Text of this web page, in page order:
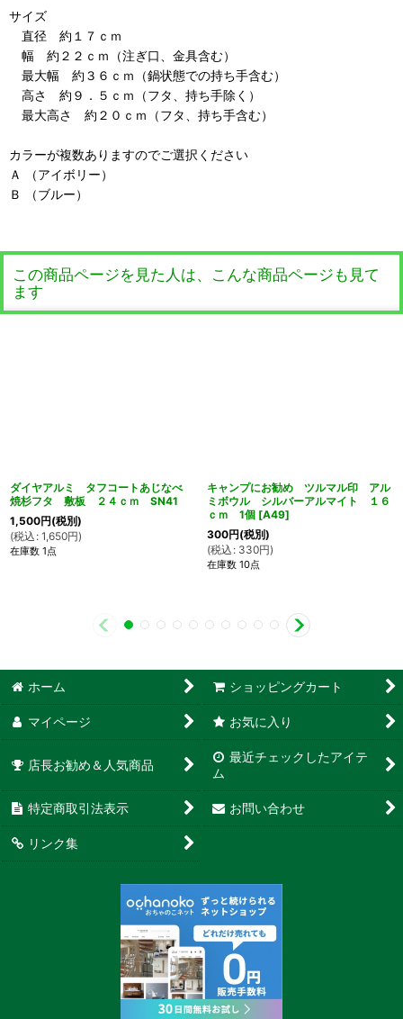
サイズ
直径 約１７ｃｍ
幅 約２２ｃｍ（注ぎ口、金具含む）
最大幅 約３６ｃｍ（鍋状態での持ち手含む）
高さ 約９．５ｃｍ（フタ、持ち手除く）
最大高さ 約２０ｃｍ（フタ、持ち手含む）
カラーが複数ありますのでご選択ください
Ａ （アイボリー）
Ｂ （ブルー）
この商品ページを見た人は、こんな商品ページも見て
ます
ダイヤアルミ タフコートあじなべ
焼杉フタ 敷板 ２４ｃｍ SN41
1,500円(税別)
(税込 : 1,650円)
在庫数 1点
キャンプにお勧め ツルマル印 アル
ミボウル シルバーアルマイト １６
ｃｍ 1個 [A49]
300円(税別)
(税込 : 330円)
在庫数 10点
ホーム ショッピングカート
マイページ お気に入り
店長お勧め＆人気商品
最近チェックしたアイテ
ム
特定商取引法表示 お問い合わせ
リンク集